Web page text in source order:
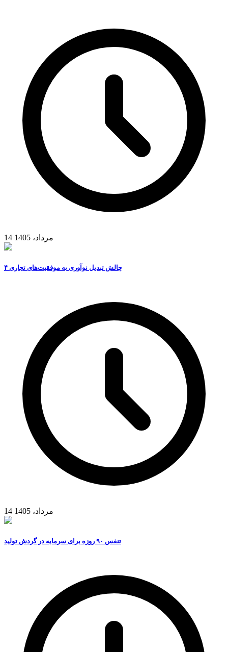
14 مرداد، 1405
۴ چالش تبدیل نوآوری به موفقیت‌های تجاری
14 مرداد، 1405
تنفس ۹۰ روزه برای سرمایه در گردش تولید